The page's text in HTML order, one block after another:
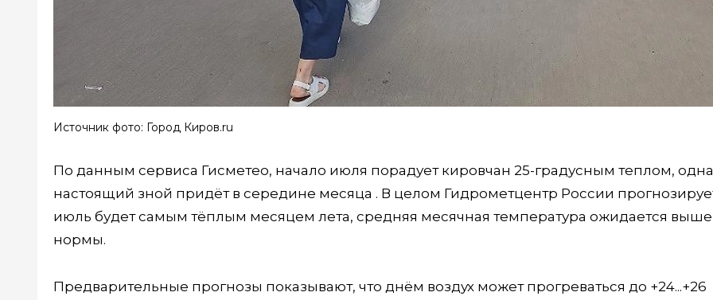
Источник фото: Город Киров.ru
По данным сервиса Гисметео, начало июля порадует кировчан 25-градусным теплом,
настоящий зной придёт в середине месяца . В целом Гидрометцентр России
июль будет самым тёплым месяцем лета, средняя месячная температура ожидается выше
нормы.
Предварительные прогнозы показывают, что днём воздух может прогреваться до +24...+26